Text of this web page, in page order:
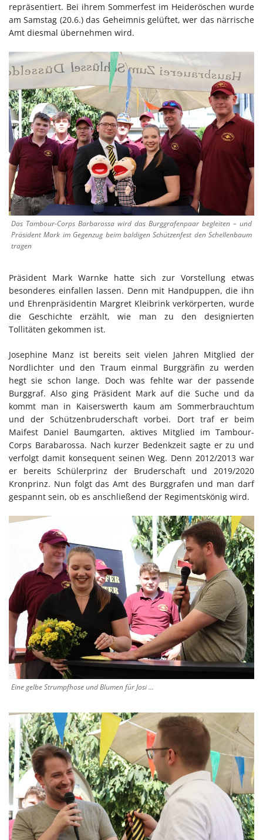
repräsentiert. Bei ihrem Sommerfest im Heideröschen wurde
am Samstag (20.6.) das Geheimnis gelüftet, wer das närrische
Amt diesmal übernehmen wird.
Das Tambour-Corps Barbarossa wird das Burggrafenpaar begleiten – und
Präsident Mark im Gegenzug beim baldigen Schützenfest den Schellenbaum
tragen
Präsident Mark Warnke hatte sich zur Vorstellung etwas
besonderes einfallen lassen. Denn mit Handpuppen, die ihn
und Ehrenpräsidentin Margret Kleibrink verkörperten, wurde
die Geschichte erzählt, wie man zu den designierten
Tollitäten gekommen ist.
Josephine Manz ist bereits seit vielen Jahren Mitglied der
Nordlichter und den Traum einmal Burggräfin zu werden
hegt sie schon lange. Doch was fehlte war der passende
Burggraf. Also ging Präsident Mark auf die Suche und da
kommt man in Kaiserswerth kaum am Sommerbrauchtum
und der Schützenbruderschaft vorbei. Dort traf er beim
Maifest Daniel Baumgarten, aktives Mitglied im Tambour-
Corps Barabarossa. Nach kurzer Bedenkzeit sagte er zu und
verfolgt damit konsequent seinen Weg. Denn 2012/2013 war
er bereits Schülerprinz der Bruderschaft und 2019/2020
Kronprinz. Nun folgt das Amt des Burggrafen und man darf
gespannt sein, ob es anschließend der Regimentskönig wird.
Eine gelbe Strumpfhose und Blumen für Josi …